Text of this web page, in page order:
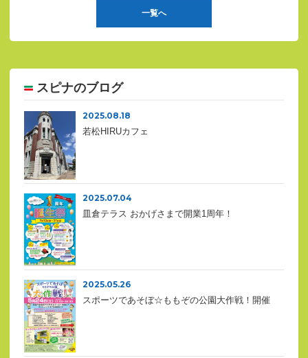
一覧へ
スピナのブログ
2025.08.18
若松HIRUカフェ
2025.07.04
皿倉テラス おかげさまで開業1周年！
2025.05.26
スポーツであそぼ☆ももぞの公園大作戦！開催